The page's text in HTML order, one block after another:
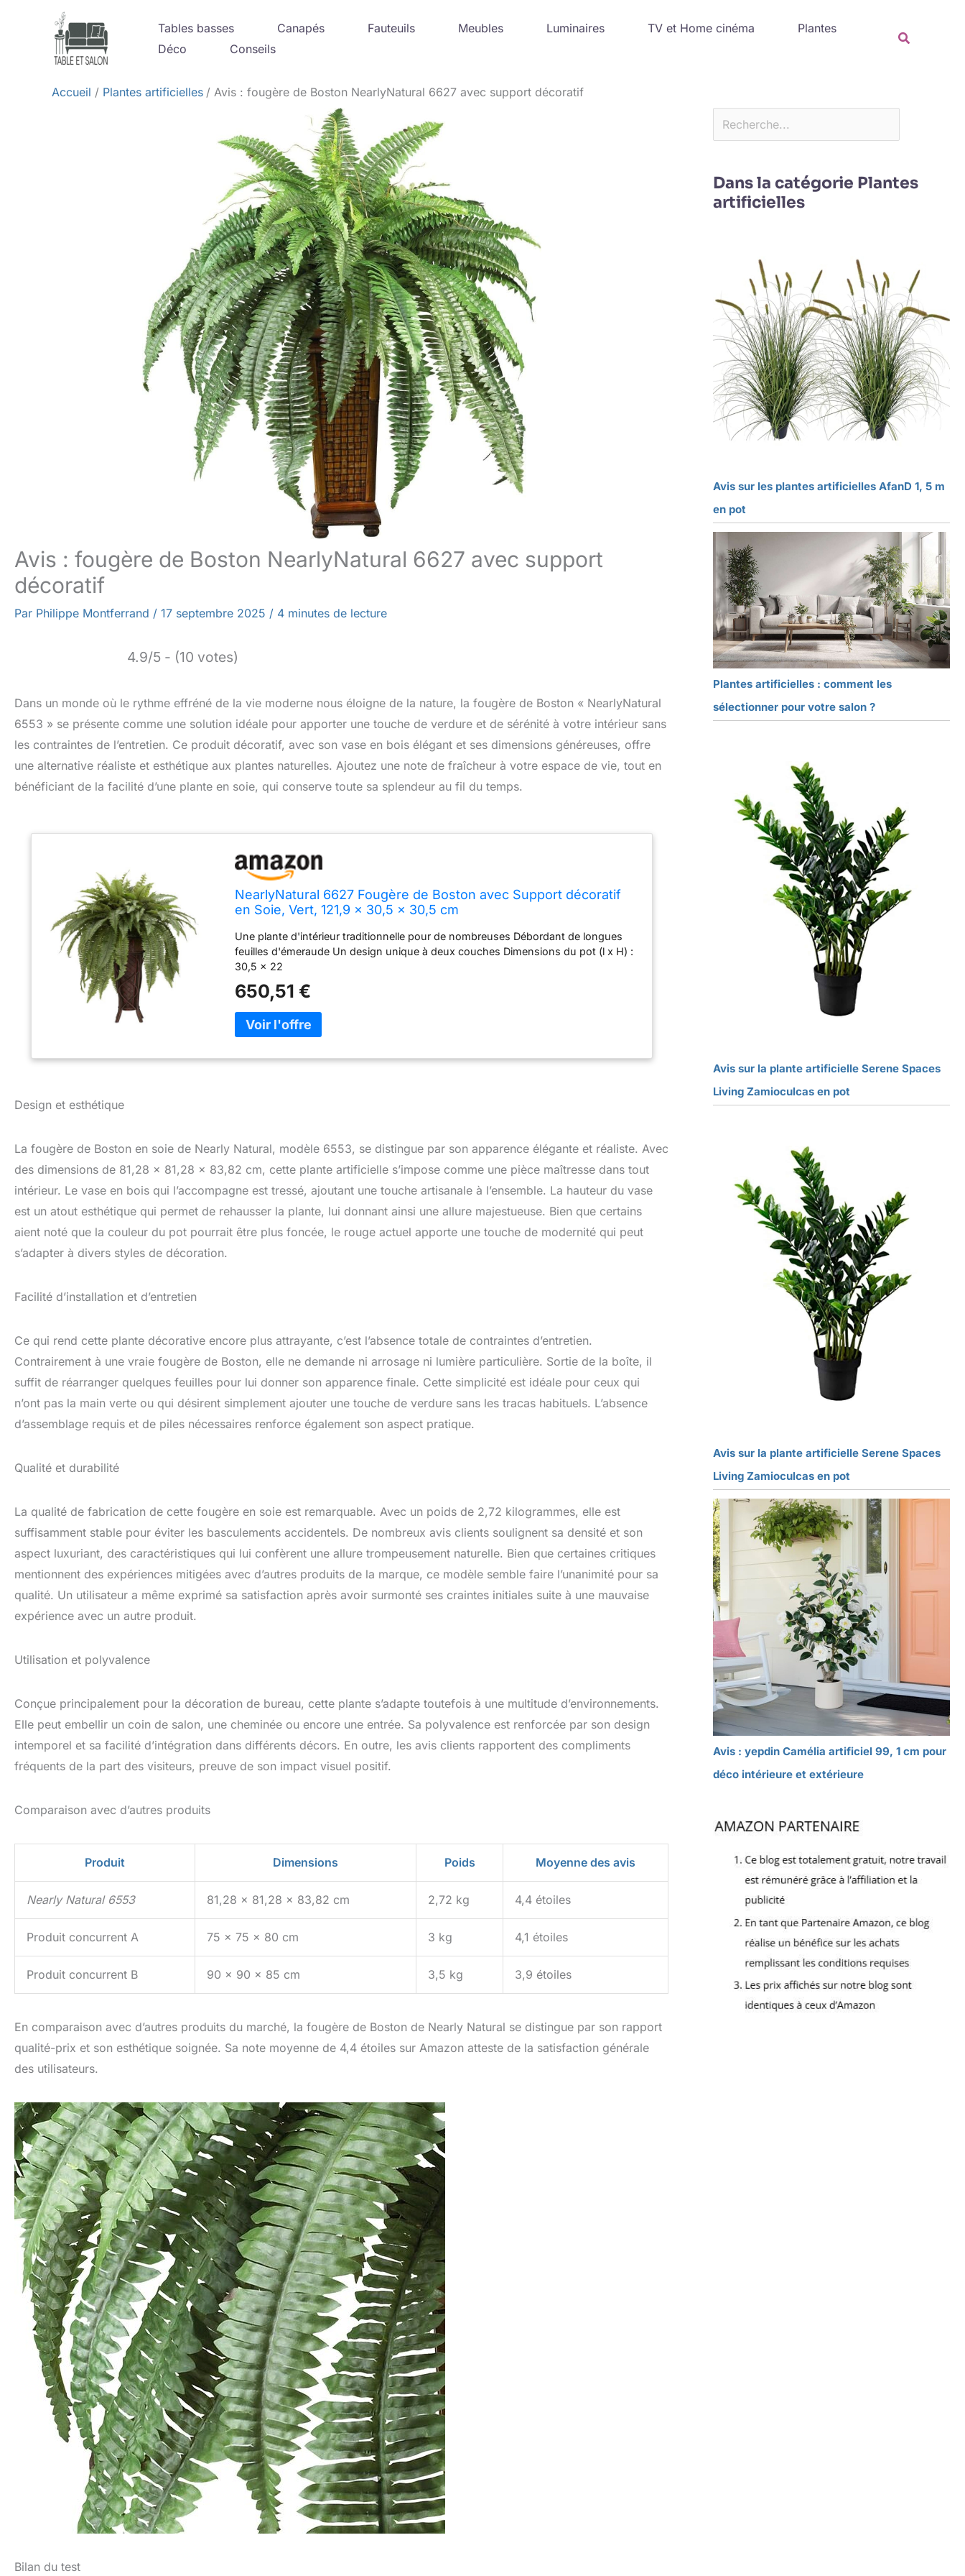
Tables basses Canapés Fauteuils Meubles Luminaires TV et Home cinéma
Plantes
Déco
Conseils
Accueil Plantes artificielles Avis : fougère de Boston NearlyNatural 6627 avec support décoratif
Avis : fougère de Boston NearlyNatural 6627 avec support
décoratif
Par Philippe Montferrand / 17 septembre 2025 / 4 minutes de lecture
4.9/5 - (10 votes)
Dans un monde où le rythme effréné de la vie moderne nous éloigne de la nature, la fougère de Boston « NearlyNatural
6553 » se présente comme une solution idéale pour apporter une touche de verdure et de sérénité à votre intérieur sans
les contraintes de l’entretien. Ce produit décoratif, avec son vase en bois élégant et ses dimensions généreuses, offre
une alternative réaliste et esthétique aux plantes naturelles. Ajoutez une note de fraîcheur à votre espace de vie, tout en
bénéficiant de la facilité d’une plante en soie, qui conserve toute sa splendeur au fil du temps.
NearlyNatural 6627 Fougère de Boston avec Support décoratif
en Soie, Vert, 121,9 x 30,5 x 30,5 cm
Une plante d'intérieur traditionnelle pour de nombreuses Débordant de longues
feuilles d'émeraude Un design unique à deux couches Dimensions du pot (l x H) :
30,5 x 22
650,51 €
Design et esthétique
La fougère de Boston en soie de Nearly Natural, modèle 6553, se distingue par son apparence élégante et réaliste. Avec
des dimensions de 81,28 x 81,28 x 83,82 cm, cette plante artificielle s’impose comme une pièce maîtresse dans tout
intérieur. Le vase en bois qui l’accompagne est tressé, ajoutant une touche artisanale à l’ensemble. La hauteur du vase
est un atout esthétique qui permet de rehausser la plante, lui donnant ainsi une allure majestueuse. Bien que certains
aient noté que la couleur du pot pourrait être plus foncée, le rouge actuel apporte une touche de modernité qui peut
s’adapter à divers styles de décoration.
Facilité d’installation et d’entretien
Ce qui rend cette plante décorative encore plus attrayante, c’est l’absence totale de contraintes d’entretien.
Contrairement à une vraie fougère de Boston, elle ne demande ni arrosage ni lumière particulière. Sortie de la boîte, il
suffit de réarranger quelques feuilles pour lui donner son apparence finale. Cette simplicité est idéale pour ceux qui
n’ont pas la main verte ou qui désirent simplement ajouter une touche de verdure sans les tracas habituels. L’absence
d’assemblage requis et de piles nécessaires renforce également son aspect pratique.
Qualité et durabilité
La qualité de fabrication de cette fougère en soie est remarquable. Avec un poids de 2,72 kilogrammes, elle est
suffisamment stable pour éviter les basculements accidentels. De nombreux avis clients soulignent sa densité et son
aspect luxuriant, des caractéristiques qui lui confèrent une allure trompeusement naturelle. Bien que certaines critiques
mentionnent des expériences mitigées avec d’autres produits de la marque, ce modèle semble faire l’unanimité pour sa
qualité. Un utilisateur a même exprimé sa satisfaction après avoir surmonté ses craintes initiales suite à une mauvaise
expérience avec un autre produit.
Utilisation et polyvalence
Conçue principalement pour la décoration de bureau, cette plante s’adapte toutefois à une multitude d’environnements.
Elle peut embellir un coin de salon, une cheminée ou encore une entrée. Sa polyvalence est renforcée par son design
intemporel et sa facilité d’intégration dans différents décors. En outre, les avis clients rapportent des compliments
fréquents de la part des visiteurs, preuve de son impact visuel positif.
Comparaison avec d’autres produits
Produit Dimensions Poids Moyenne des avis
Nearly Natural 6553 81,28 x 81,28 x 83,82 cm 2,72 kg 4,4 étoiles
Produit concurrent A 75 x 75 x 80 cm 3 kg 4,1 étoiles
Produit concurrent B 90 x 90 x 85 cm 3,5 kg 3,9 étoiles
En comparaison avec d’autres produits du marché, la fougère de Boston de Nearly Natural se distingue par son rapport
qualité-prix et son esthétique soignée. Sa note moyenne de 4,4 étoiles sur Amazon atteste de la satisfaction générale
des utilisateurs.
Bilan du test
Dans la catégorie Plantes
artificielles
Avis sur les plantes artificielles AfanD 1, 5 m
en pot
Plantes artificielles : comment les
sélectionner pour votre salon ?
Avis sur la plante artificielle Serene Spaces
Living Zamioculcas en pot
Avis sur la plante artificielle Serene Spaces
Living Zamioculcas en pot
Avis : yepdin Camélia artificiel 99, 1 cm pour
déco intérieure et extérieure